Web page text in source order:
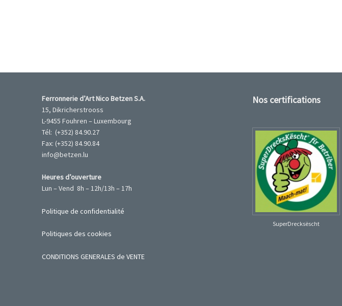
Ferronnerie d’Art Nico Betzen S.A.
15, Dikricherstrooss
L-9455 Fouhren – Luxembourg
Tél: (+352) 84.90.27
Fax: (+352) 84.90.84
info@betzen.lu
Heures d’ouverture
Lun – Vend 8h – 12h/13h – 17h
Politique de confidentialité
Politiques des cookies
CONDITIONS GENERALES de VENTE
Nos certifications
SuperDrecksëscht